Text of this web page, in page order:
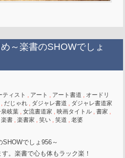
～楽書のSHOWでしょ
ティスト , アート , アート書道 , オードリ
, だじゃれ , ダジャレ書道 , ダジャレ書道家
泉岐葉 ,女流書道家 ,映画タイトル ,書家 ,
楽書 ,楽書家 ,笑い ,笑道 ,老婆
でしょ956～
。楽書で心も体もラック楽！